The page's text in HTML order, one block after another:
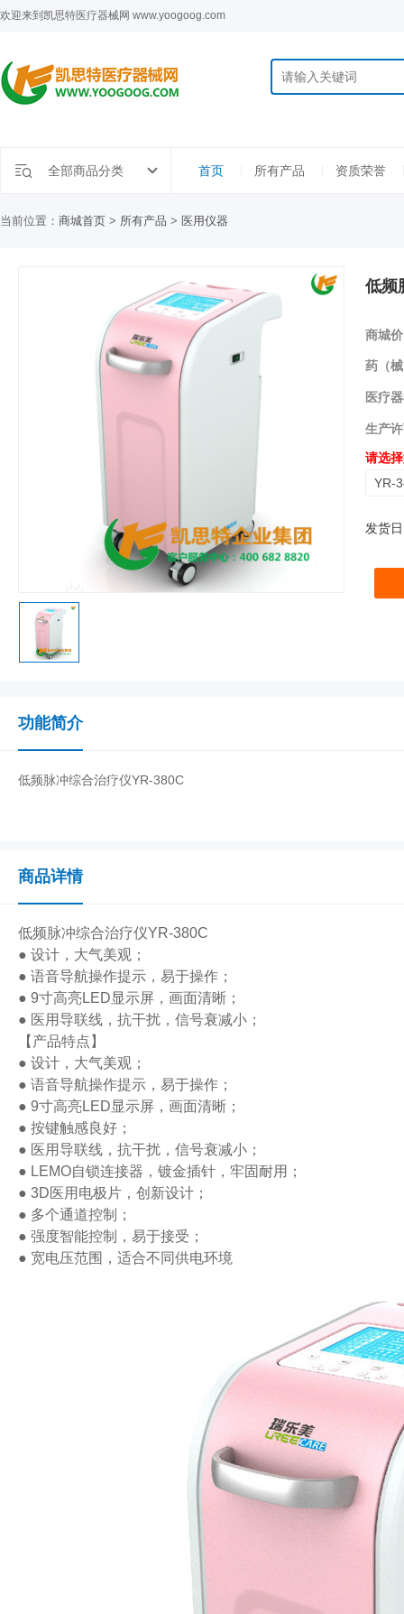
欢迎来到凯思特医疗器械网 www.yoogoog.com
全部商品分类 首页 所有产品 资质荣誉
当前位置： 商城首页 > 所有产品 > 医用仪器
低频
商城
药（
医疗
生产
请选
YR-
发货
功能简介
低频脉冲综合治疗仪YR-380C
商品详情
低频脉冲综合治疗仪YR-380C
● 设计，大气美观；
● 语音导航操作提示，易于操作；
● 9寸高亮LED显示屏，画面清晰；
● 医用导联线，抗干扰，信号衰减小；
【产品特点】
● 设计，大气美观；
● 语音导航操作提示，易于操作；
● 9寸高亮LED显示屏，画面清晰；
● 按键触感良好；
● 医用导联线，抗干扰，信号衰减小；
● LEMO自锁连接器，镀金插针，牢固耐用；
● 3D医用电极片，创新设计；
● 多个通道控制；
● 强度智能控制，易于接受；
● 宽电压范围，适合不同供电环境